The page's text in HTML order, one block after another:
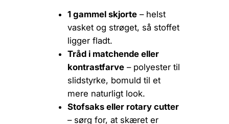
1 gammel skjorte– helst
vasket og strøget, så stoffet
ligger fladt.
Tråd i matchende eller
kontrastfarve– polyester til
slidstyrke, bomuld til et
mere naturligt look.
Stofsaks eller rotary cutter
– sørg for, at skæret er